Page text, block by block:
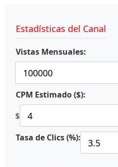
Estadísticas del Canal
Vistas Mensuales:
CPM Estimado ($):
$
Tasa de Clics (%):